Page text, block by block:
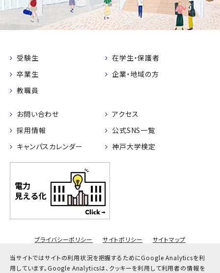
当サイトではサイトの利用状況を把握するためにGoogle Analyticsを利
用しています。Google Analyticsは、クッキーを利用して利用者の情報を
受験生
在学生・保護者
卒業生
企業・地域の方
教職員
お問い合わせ
アクセス
採用情報
公式SNS一覧
キャンパスカレンダー
神戸大学検定
プライバシーポリシー サイトポリシー サイトマップ
© Kobe University